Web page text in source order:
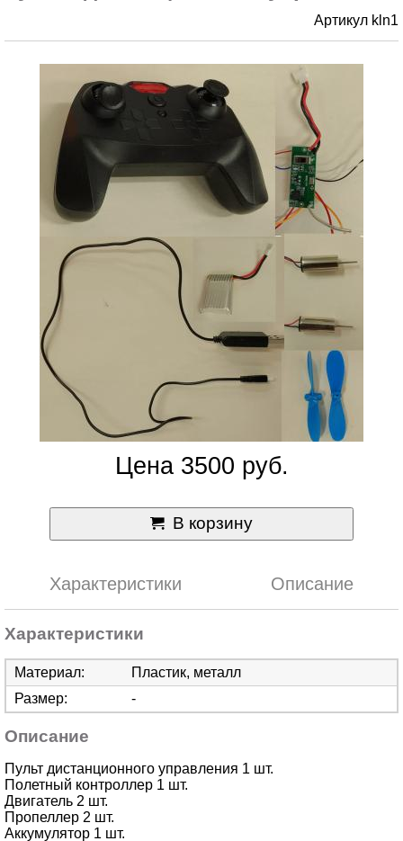
Артикул kln1
Цена 3500 руб.
В корзину
Характеристики Описание
Характеристики
Материал:
Пластик, металл
Размер:
-
Описание
Пульт дистанционного управления 1 шт.
Полетный контроллер 1 шт.
Двигатель 2 шт.
Пропеллер 2 шт.
Аккумулятор 1 шт.